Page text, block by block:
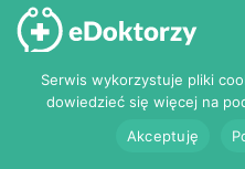
Serwis do umawiania e-wizyt
pomoc@edoktorzy.pl
Serwis wykorzystuje pliki
dowiedzieć się więcej na
Akceptuję